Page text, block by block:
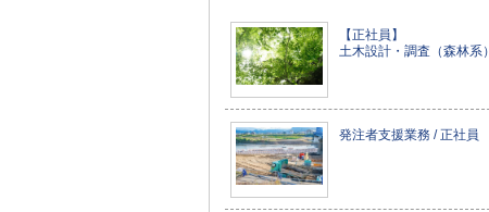
【正社員】
土木設計・調査（森林系）
発注者支援業務 / 正社員